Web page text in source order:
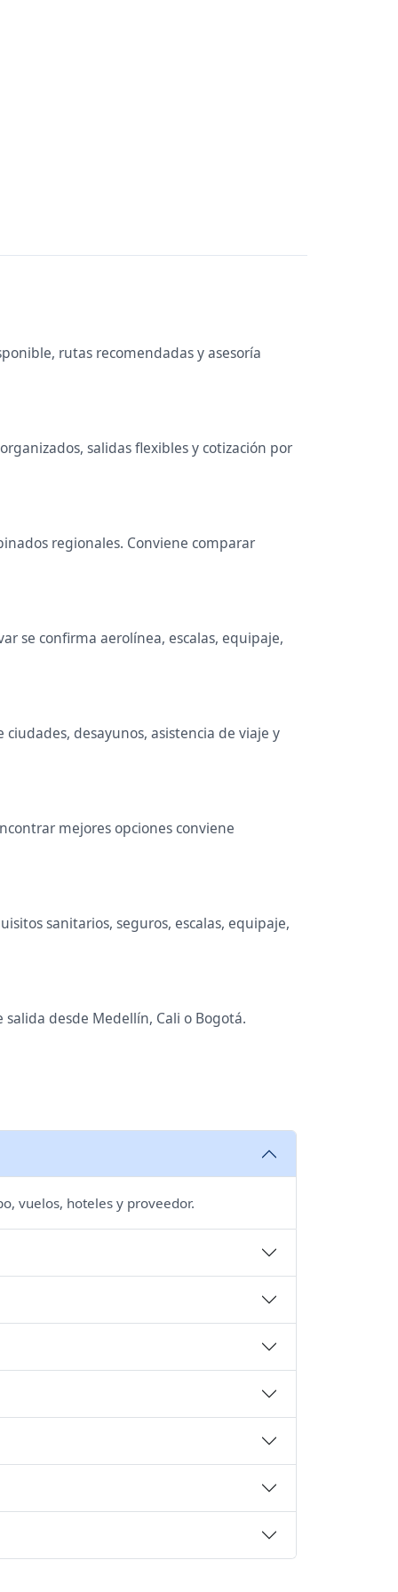
rutas recomendadas y asesoría
salidas flexibles y cotización por
regionales. Conviene comparar
se confirma aerolínea, escalas, equipaje,
desayunos, asistencia de viaje y
mejores opciones conviene
sanitarios, seguros, escalas, equipaje,
desde Medellín, Cali o Bogotá.
vuelos, hoteles y proveedor.